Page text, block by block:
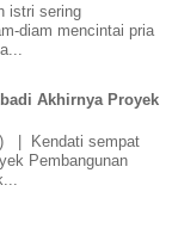
istri sering
diam mencintai pria
Akhirnya Proyek
) | Kendati sempat
Pembangunan